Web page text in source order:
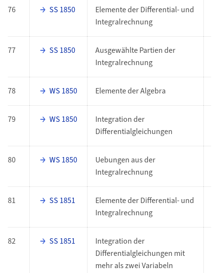
76 SS 1850
Elemente der Differential- und
Integralrechnung
77 SS 1850
Ausgewählte Partien der
Integralrechnung
78 WS 1850 Elemente der Algebra
79 WS 1850
Integration der
Differentialgleichungen
80 WS 1850
Uebungen aus der
Integralrechnung
81 SS 1851
Elemente der Differential- und
Integralrechnung
82 SS 1851
Integration der
Differentialgleichungen mit
mehr als zwei Variabeln